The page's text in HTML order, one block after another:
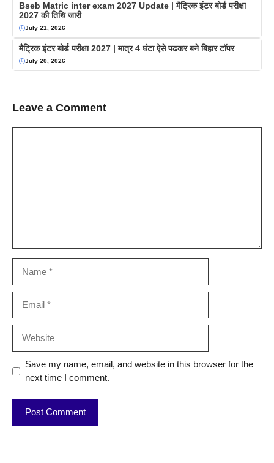
Bseb Matric inter exam 2027 Update | मैट्रिक इंटर बोर्ड परीक्षा
2027 की तिथि जारी
July 21, 2026
मैट्रिक इंटर बोर्ड परीक्षा 2027 | मात्र 4 घंटा ऐसे पढकर बने बिहार टॉपर
July 20, 2026
Leave a Comment
Save my name, email, and website in this browser for the
next time I comment.